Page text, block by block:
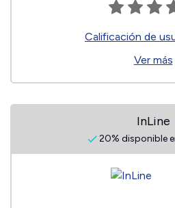
Calificación de
Ver más
InLine
20% disponible